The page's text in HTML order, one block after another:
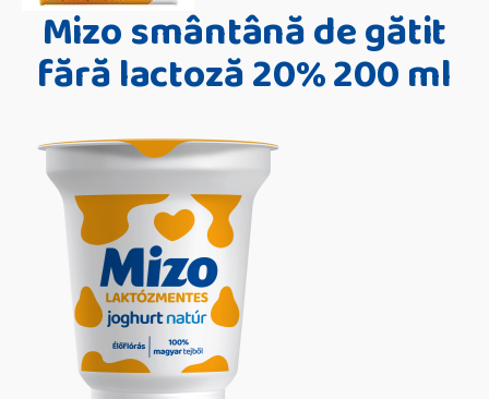
Mizo smântână de gătit
fără lactoză 20% 200 ml